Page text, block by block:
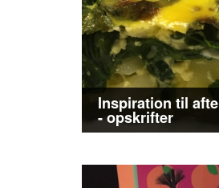
Inspiration til
- opskrifter